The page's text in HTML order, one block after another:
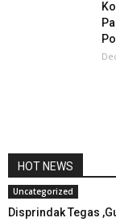
HOT NEWS
Uncategorized
Disprindak Tegas